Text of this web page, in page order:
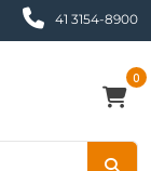
41 3154-8900
0